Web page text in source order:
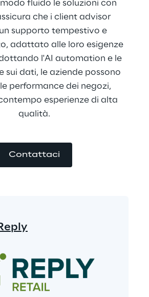
fluido le soluzioni con
che i client advisor
supporto tempestivo e
adattato alle loro esigenze
l'AI automation e le
sui dati, le aziende possono
performance dei negozi,
esperienze di alta
qualità.
Contattaci